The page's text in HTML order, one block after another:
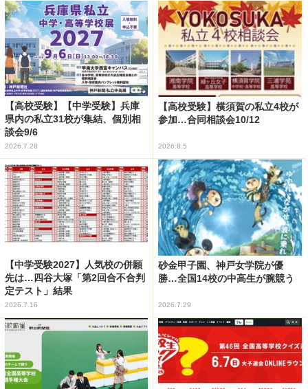
【高校受験】【中学受験】兵庫
県内の私立31校が集結、個別相
談会9/6
2026.7.28
【高校受験】横須賀の私立4校が
参加…合同相談会10/12
2026.8.5
【中学受験2027】人気校の併願
先は…四谷大塚「第2回合不合判
定テスト」結果
2026.7.16
砂金甲子園、神戸女学院が優
勝…全国14校の中高生が腕競う
2026.7.29